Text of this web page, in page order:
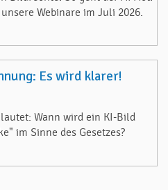
Webinare im Juli 2026.
Es wird klarer!
Wann wird ein KI-Bild
im Sinne des Gesetzes?